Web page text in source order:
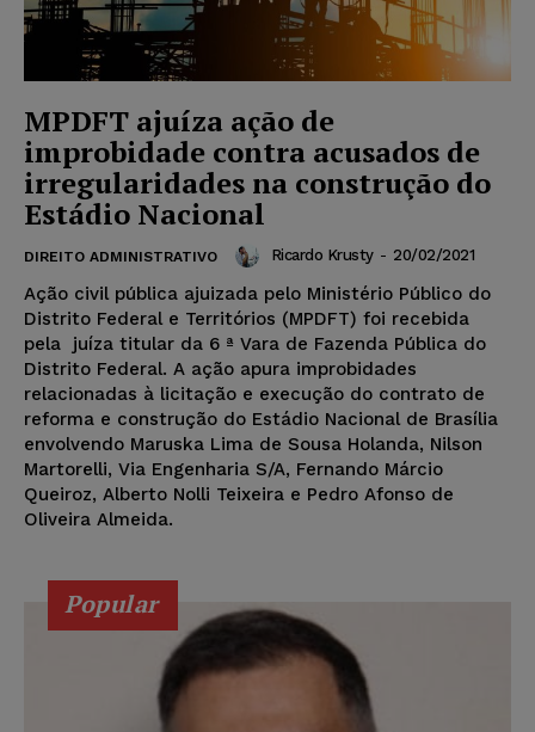
MPDFT ajuíza ação de
improbidade contra acusados de
irregularidades na construção do
Estádio Nacional
DIREITO ADMINISTRATIVO Ricardo Krusty - 20/02/2021
Ação civil pública ajuizada pelo Ministério Público do
Distrito Federal e Territórios (MPDFT) foi recebida
pela juíza titular da 6 ª Vara de Fazenda Pública do
Distrito Federal. A ação apura improbidades
relacionadas à licitação e execução do contrato de
reforma e construção do Estádio Nacional de Brasília
envolvendo Maruska Lima de Sousa Holanda, Nilson
Martorelli, Via Engenharia S/A, Fernando Márcio
Queiroz, Alberto Nolli Teixeira e Pedro Afonso de
Oliveira Almeida.
Popular